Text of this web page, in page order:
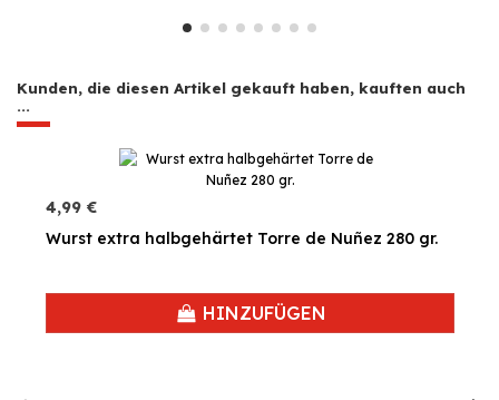
Kunden, die diesen Artikel gekauft haben, kauften auch
...
4,99 €
Wurst extra halbgehärtet Torre de Nuñez 280 gr.
HINZUFÜGEN